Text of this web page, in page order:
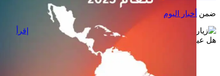
ضمن أخبار اليوم
إقرأ